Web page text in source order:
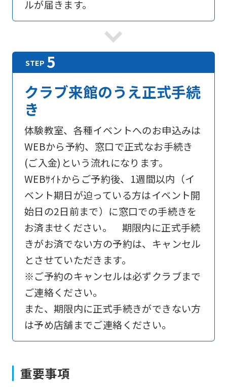
ルが届きます。
クラブ来館のうえ正式手続
き
体験教室、各種イベントへのお申込みは
WEBから予約、窓口で正式なお手続き
(ご入金)という流れになります。
WEBｻｲﾄからご予約後、1週間以内（イ
ベント期日が迫っている方はイベント開
始日の2日前まで）に窓口での手続きを
お済ませください。 期限内に正式手続
きがお済でない方の予約は、キャンセル
とさせていただきます。
※ご予約のキャンセルは必ずクラブまで
ご連絡ください。
また、期限内に正式手続きができない方
は予め店舗までご連絡ください。
重要事項
official
translated
English.
Click
the
link
below
(start
automatic
translation)
to
return
the
top
page.